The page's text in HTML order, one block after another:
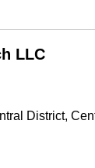
LLC
District,